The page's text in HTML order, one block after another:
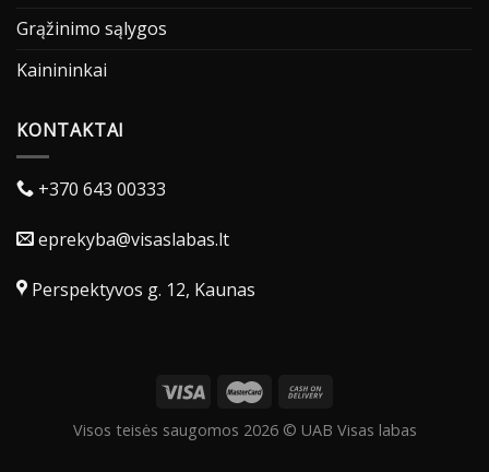
Grąžinimo sąlygos
Kainininkai
KONTAKTAI
+370 643 00333
eprekyba@visaslabas.lt
Perspektyvos g. 12, Kaunas
Visos teisės saugomos 2026 © UAB Visas labas